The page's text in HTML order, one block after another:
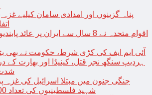
پناہ گزینوں اور امدادی سامان کیلیے غزہ
اقوام متحدہ نے 8 سال سے ایران پر عائد
آئی ایم ایف کی کڑی شرط، حکومت نے بھی
ہردیپ سنگھ نجر قتل، کینیڈا اور بھارت کے
شدت
جنگی جنون میں مبتلا اسرائیل کی غزہ
شہید فلسطینیوں کی تعداد 3700سے متجاوز